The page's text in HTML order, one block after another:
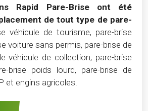
Rapid Pare-Brise ont été
de tout type de pare-
véhicule de tourisme, pare-brise
voiture sans permis, pare-brise de
véhicule de collection, pare-brise
brise poids lourd, pare-brise de
et engins agricoles.